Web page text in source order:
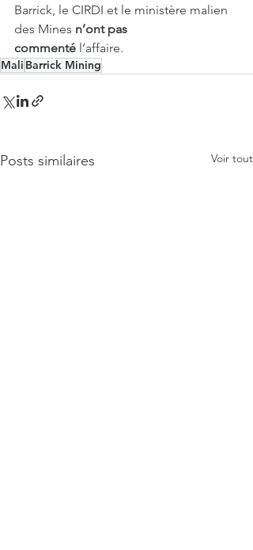
Barrick, le CIRDI et le ministère malien
des Mines n’ont pas
commenté l’affaire.
Mali Barrick Mining
Posts similaires Voir tout